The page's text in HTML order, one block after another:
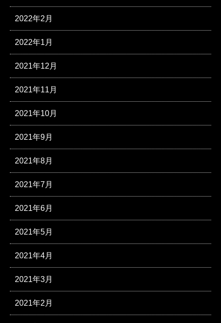
2022年2月
2022年1月
2021年12月
2021年11月
2021年10月
2021年9月
2021年8月
2021年7月
2021年6月
2021年5月
2021年4月
2021年3月
2021年2月